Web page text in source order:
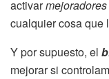
activar
cualquier cosa que
Y por supuesto, el
mejorar si